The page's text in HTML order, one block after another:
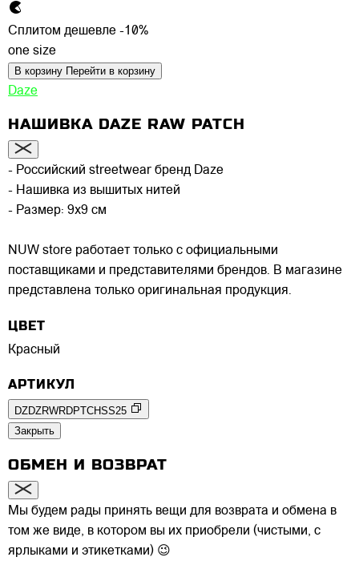
Сплитом дешевле -10%
one size
В корзину Перейти в корзину
Daze
НАШИВКА DAZE RAW PATCH
- Российский streetwear бренд Daze
- Нашивка из вышитых нитей
- Размер: 9х9 см
NUW store работает только с официальными
поставщиками и представителями брендов. В магазине
представлена только оригинальная продукция.
ЦВЕТ
Красный
АРТИКУЛ
DZDZRWRDPTCHSS25
Закрыть
ОБМЕН И ВОЗВРАТ
Мы будем рады принять вещи для возврата и обмена в
том же виде, в котором вы их приобрели (чистыми, с
ярлыками и этикетками) 😉